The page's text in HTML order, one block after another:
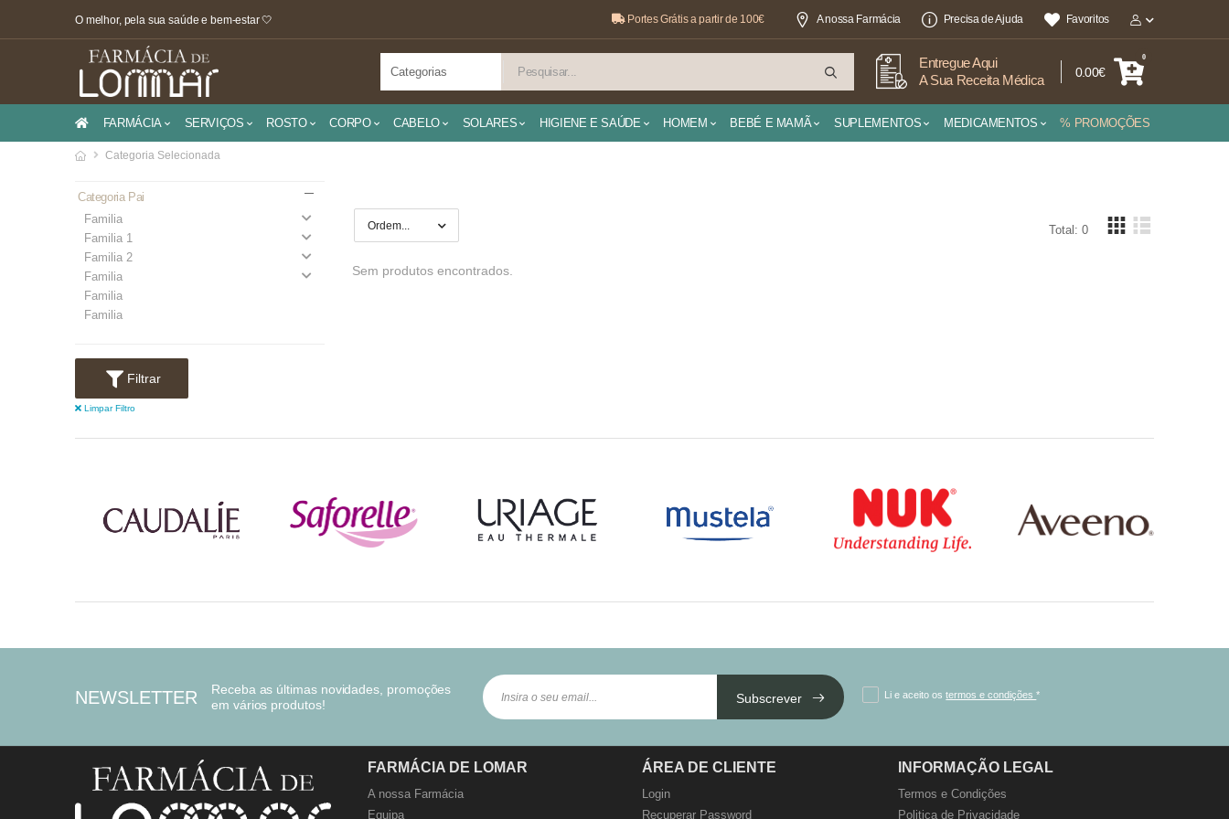
O melhor, pela sua saúde e bem-estar 🤍 Portes Grátis a partir de 100€ A nossa Farmácia Precisa de Ajuda Favoritos
Entregue Aqui
A Sua Receita Médica
0.00€
0
FARMÁCIA SERVIÇOS ROSTO CORPO CABELO SOLARES HIGIENE E SAÚDE HOMEM BEBÉ E MAMÃ SUPLEMENTOS MEDICAMENTOS % PROMOÇÕES
Categoria Selecionada
Categoria Pai
Familia
Familia 1
Familia 2
Familia
Familia
Familia
Filtrar
Limpar Filtro
Total: 0
Sem produtos encontrados.
NEWSLETTER
Receba as últimas novidades, promoções
em vários produtos!
Subscrever Li e aceito ostermos e condições*
FARMÁCIA DE LOMAR
A nossa Farmácia
Equipa
ÁREA DE CLIENTE
Login
Recuperar Password
INFORMAÇÃO LEGAL
Termos e Condições
Politica de Privacidade